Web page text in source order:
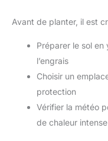
Avant de planter, il est
Préparer le sol
l’engrais
Choisir un
protection
Vérifier la météo
de chaleur